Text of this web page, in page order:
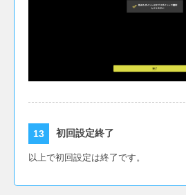
初回設定終了
以上で初回設定は終了です。